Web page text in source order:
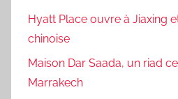
Hyatt Place ouvre à Jiaxing
chinoise
Maison Dar Saada, un riad
Marrakech